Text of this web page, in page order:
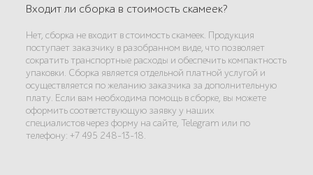
Входит ли сборка в стоимость скамеек?
Нет, сборка не входит в стоимость скамеек. Продукция
поступает заказчику в разобранном виде, что позволяет
сократить транспортные расходы и обеспечить компактность
упаковки. Сборка является отдельной платной услугой и
осуществляется по желанию заказчика за дополнительную
плату. Если вам необходима помощь в сборке, вы можете
оформить соответствующую заявку у наших
специалистов через форму на сайте, Telegram или по
телефону: +7 495 248-13-18.